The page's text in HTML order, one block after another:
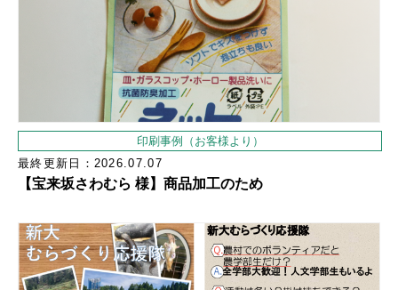
印刷事例（お客様より）
最終更新日：2026.07.07
【宝来坂さわむら 様】商品加工のため